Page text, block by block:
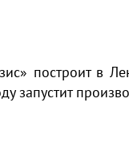
построит в
запустит